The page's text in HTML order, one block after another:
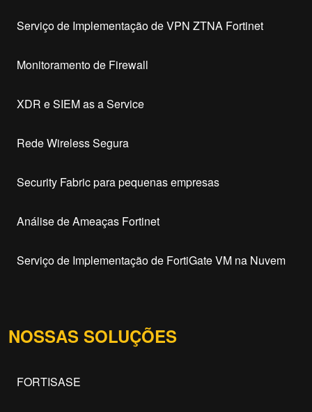
Serviço de Implementação de VPN ZTNA Fortinet
Monitoramento de Firewall
XDR e SIEM as a Service
Rede Wireless Segura
Security Fabric para pequenas empresas
Análise de Ameaças Fortinet
Serviço de Implementação de FortiGate VM na Nuvem
NOSSAS SOLUÇÕES
FORTISASE